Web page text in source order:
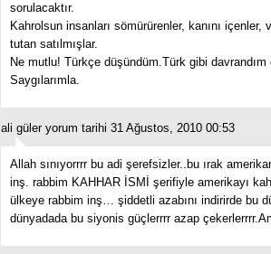
sorulacaktır.
Kahrolsun insanları sömürürenler, kanını içenler,
tutan satılmışlar.
Ne mutlu! Türkçe düşündüm.Türk gibi davrandım
Saygılarımla.
ali güler yorum tarihi 31 Ağustos, 2010 00:53
Allah sınıyorrrr bu adi şerefsizler..bu ırak
inş. rabbim KAHHAR İSMİ şerifiyle amerikayı
ülkeye rabbim inş… şiddetli azabını indirirde bu
dünyadada bu siyonis güçlerrrr azap